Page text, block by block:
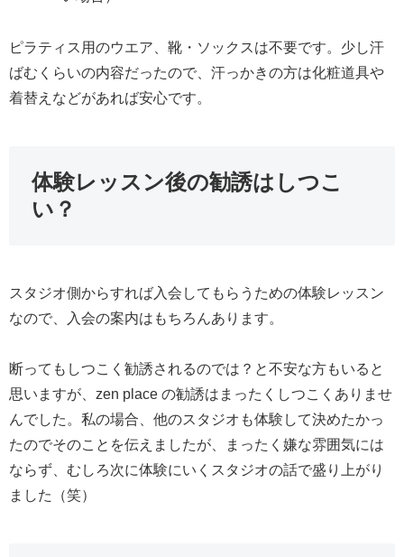
ピラティス用のウエア、靴・ソックスは不要です。少し汗
ばむくらいの内容だったので、汗っかきの方は化粧道具や
着替えなどがあれば安心です。
体験レッスン後の勧誘はしつこ
い？
スタジオ側からすれば入会してもらうための体験レッスン
なので、入会の案内はもちろんあります。
断ってもしつこく勧誘されるのでは？と不安な方もいると
思いますが、zen place の勧誘はまったくしつこくありませ
んでした。私の場合、他のスタジオも体験して決めたかっ
たのでそのことを伝えましたが、まったく嫌な雰囲気には
ならず、むしろ次に体験にいくスタジオの話で盛り上がり
ました（笑）